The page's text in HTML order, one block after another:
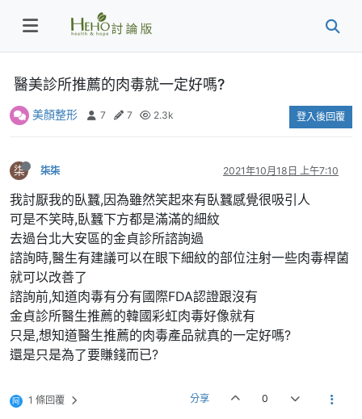
醫美診所推薦的肉毒就一定好嗎?
美顏整形 7 7 2.3k 登入後回覆
柒 柒柒 2021年10月18日 上午7:10
我討厭我的臥蠶,因為雖然笑起來有臥蠶感覺很吸引人
可是不笑時,臥蠶下方都是滿滿的細紋
去過台北大安區的金貞診所諮詢過
諮詢時,醫生有建議可以在眼下細紋的部位注射一些肉毒桿菌
就可以改善了
諮詢前,知道肉毒有分有國際FDA認證跟沒有
金貞診所醫生推薦的韓國彩虹肉毒好像就有
只是,想知道醫生推薦的肉毒產品就真的一定好嗎?
還是只是為了要賺錢而已?
阿 1 條回覆 分享 0